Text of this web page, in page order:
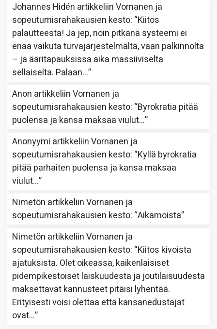
Johannes Hidén artikkeliinVornanen ja
sopeutumisrahakausien kesto: “Kiitos
palautteesta! Ja jep, noin pitkänä systeemi ei
enää vaikuta turvajärjestelmältä, vaan palkinnolta
– ja ääritapauksissa aika massiiviselta
sellaiselta. Palaan…”
Anon artikkeliinVornanen ja
sopeutumisrahakausien kesto: “Byrokratia pitää
puolensa ja kansa maksaa viulut…”
Anonyymi artikkeliinVornanen ja
sopeutumisrahakausien kesto: “Kyllä byrokratia
pitää parhaiten puolensa ja kansa maksaa
viulut…”
Nimetön artikkeliinVornanen ja
sopeutumisrahakausien kesto: “Aikamoista”
Nimetön artikkeliinVornanen ja
sopeutumisrahakausien kesto: “Kiitos kivoista
ajatuksista. Olet oikeassa, kaikenlaisiset
pidempikestoiset laiskuudesta ja joutilaisuudesta
maksettavat kannusteet pitäisi lyhentää.
Erityisesti voisi olettaa että kansanedustajat
ovat…”